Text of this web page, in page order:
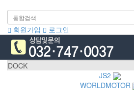
회원가입
로그인
DOCK
JS2
WORLDMOTOR